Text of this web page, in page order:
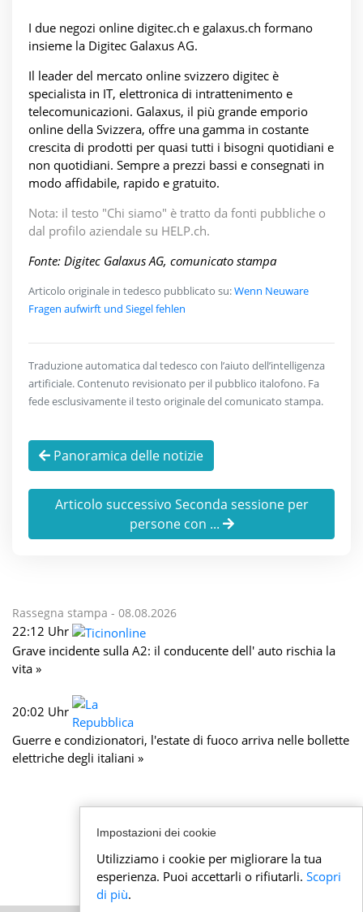
I due negozi online digitec.ch e galaxus.ch formano
insieme la Digitec Galaxus AG.
Il leader del mercato online svizzero digitec è
specialista in IT, elettronica di intrattenimento e
telecomunicazioni. Galaxus, il più grande emporio
online della Svizzera, offre una gamma in costante
crescita di prodotti per quasi tutti i bisogni quotidiani e
non quotidiani. Sempre a prezzi bassi e consegnati in
modo affidabile, rapido e gratuito.
Nota: il testo "Chi siamo" è tratto da fonti pubbliche o
dal profilo aziendale su HELP.ch.
Fonte: Digitec Galaxus AG, comunicato stampa
Articolo originale in tedesco pubblicato su:Wenn Neuware
Fragen aufwirft und Siegel fehlen
Traduzione automatica dal tedesco con l’aiuto dell’intelligenza
artificiale. Contenuto revisionato per il pubblico italofono. Fa
fede esclusivamente il testo originale del comunicato stampa.
Panoramica delle notizie
Articolo successivo Seconda sessione per
persone con ...
Rassegna stampa - 08.08.2026
22:12 Uhr
Grave incidente sulla A2: il conducente dell' auto rischia la
vita »
20:02 Uhr
Guerre e condizionatori, l'estate di fuoco arriva nelle bollette
elettriche degli italiani »
Impostazioni dei cookie
Utilizziamo i cookie per migliorare la tua
esperienza. Puoi accettarli o rifiutarli. Scopri
di più.